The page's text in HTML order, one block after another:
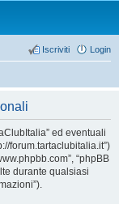
Login
Iscriviti
ed eventuali
forum.tartaclubitalia.it”)
“phpBB
durante qualsiasi